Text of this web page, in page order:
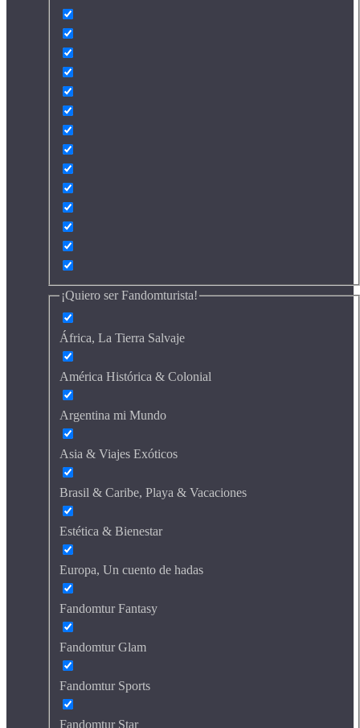
¡Quiero ser Fandomturista!
África, La Tierra Salvaje
América Histórica & Colonial
Argentina mi Mundo
Asia & Viajes Exóticos
Brasil & Caribe, Playa & Vacaciones
Estética & Bienestar
Europa, Un cuento de hadas
Fandomtur Fantasy
Fandomtur Glam
Fandomtur Sports
Fandomtur Star